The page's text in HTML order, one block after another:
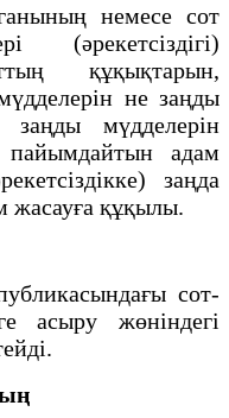
немесе сот
(әрекетсіздігі)
құқықтарын,
не заңды
мүдделерін
адам
заңда
жасауға құқылы.
сот-
асыру жөніндегі